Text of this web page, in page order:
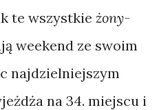
te wszystkie żony-
weekend ze swoim
najdzielniejszym
na 34. miejscu i